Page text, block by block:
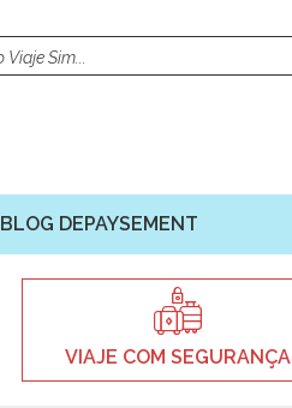
BLOG DEPAYSEMENT
VIAJE COM SEGURANÇA